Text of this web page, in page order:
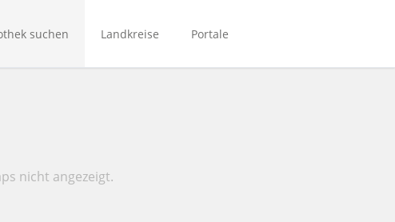
suchen Landkreise Portale
NordhessenBIB
nicht angezeigt.